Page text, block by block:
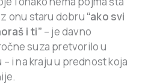
onu staru dobru “ako svi
i ti” – je davno
suza pretvorilo u
i na kraju u prednost koja